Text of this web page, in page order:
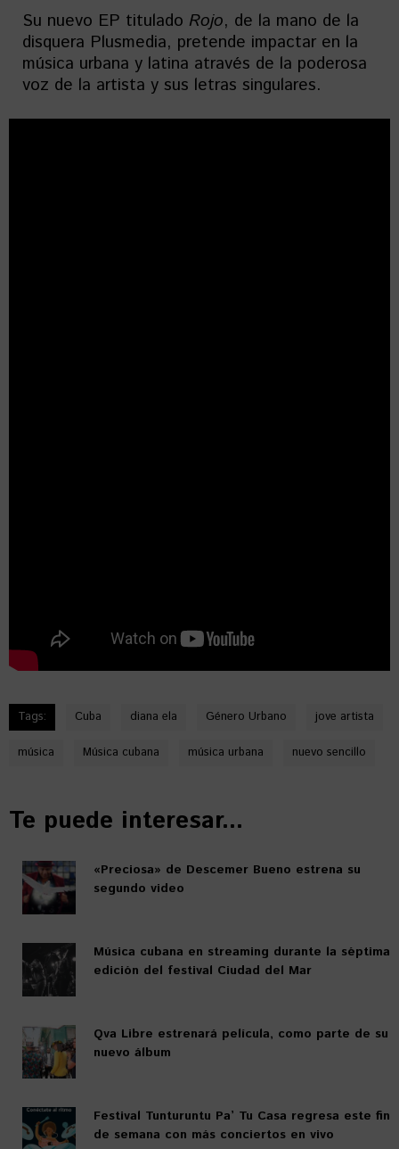
Su nuevo EP titulado Rojo, de la mano de la
disquera Plusmedia, pretende impactar en la
música urbana y latina através de la poderosa
voz de la artista y sus letras singulares.
Tags: Cuba diana ela Género Urbano jove artista
música Música cubana música urbana nuevo sencillo
Te puede interesar...
«Preciosa» de Descemer Bueno estrena su
segundo video
Música cubana en streaming durante la séptima
edición del festival Ciudad del Mar
Qva Libre estrenará película, como parte de su
nuevo álbum
Festival Tunturuntu Pa’ Tu Casa regresa este fin
de semana con más conciertos en vivo